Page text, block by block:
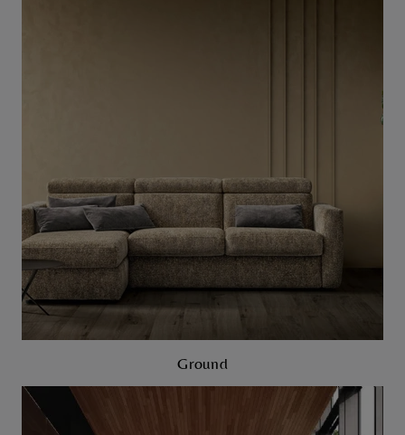
Ground